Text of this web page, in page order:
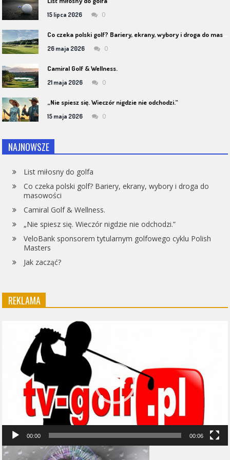
15 lipca 2026 0
26 maja 2026 0
Camiral Golf & Wellness.
21 maja 2026 0
„Nie spiesz się. Wieczór nigdzie nie odchodzi.”
15 maja 2026 0
NAJNOWSZE
List miłosny do golfa
Co czeka polski golf? Bariery, ekrany, wybory i droga do
masowości
Camiral Golf & Wellness.
„Nie spiesz się. Wieczór nigdzie nie odchodzi.”
VeloBank sponsorem tytularnym golfowego cyklu Polish
Masters
Jak zacząć?
REKLAMA
Odtwarzacz
00:00 00:06